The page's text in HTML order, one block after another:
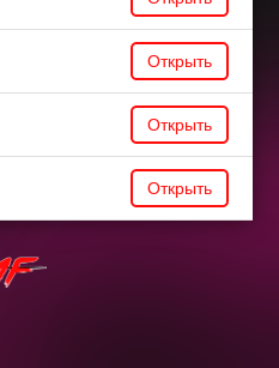
Открыть
Открыть
Открыть